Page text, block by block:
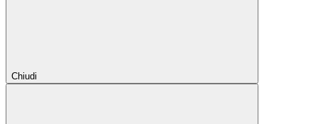
Chiudi